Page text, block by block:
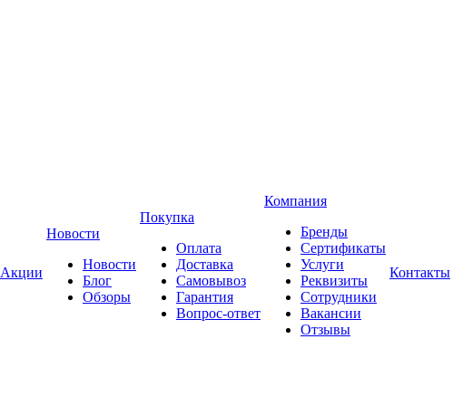
Акции
Новости
Новости
Блог
Обзоры
Покупка
Оплата
Доставка
Самовывоз
Гарантия
Вопрос-ответ
Компания
Бренды
Сертификаты
Услуги
Реквизиты
Сотрудники
Вакансии
Отзывы
Контакты